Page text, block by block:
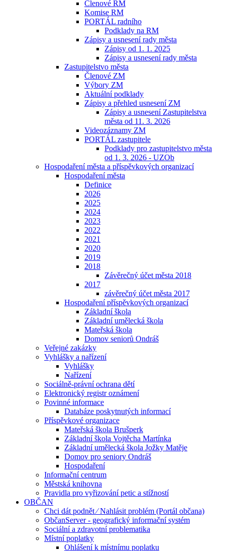
Členové RM
Komise RM
PORTÁL radního
Podklady na RM
Zápisy a usnesení rady města
Zápisy od 1. 1. 2025
Zápisy a usnesení rady města
Zastupitelstvo města
Členové ZM
Výbory ZM
Aktuální podklady
Zápisy a přehled usnesení ZM
Zápisy a usnesení Zastupitelstva
města od 11. 3. 2026
Videozáznamy ZM
PORTÁL zastupitele
Podklady pro zastupitelstvo města
od 1. 3. 2026 - UZOb
Hospodaření města a příspěvkových organizací
Hospodaření města
Definice
2026
2025
2024
2023
2022
2021
2020
2019
2018
Závěrečný účet města 2018
2017
závěrečný účet města 2017
Hospodaření příspěvkových organizací
Základní škola
Základní umělecká škola
Mateřská škola
Domov seniorů Ondráš
Veřejné zakázky
Vyhlášky a nařízení
Vyhlášky
Nařízení
Sociálně-právní ochrana dětí
Elektronický registr oznámení
Povinné informace
Databáze poskytnutých informací
Příspěvkové organizace
Mateřská škola Brušperk
Základní škola Vojtěcha Martínka
Základní umělecká škola Jožky Matěje
Domov pro seniory Ondráš
Hospodaření
Informační centrum
Městská knihovna
Pravidla pro vyřizování petic a stížností
OBČAN
Chci dát podnět ⁄ Nahlásit problém (Portál občana)
ObčanServer - geografický informační systém
Sociální a zdravotní problematika
Místní poplatky
Ohlášení k místnímu poplatku